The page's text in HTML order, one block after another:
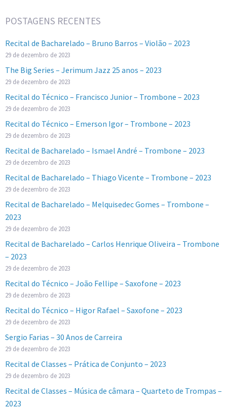
POSTAGENS RECENTES
Recital de Bacharelado – Bruno Barros – Violão – 2023
29 de dezembro de 2023
The Big Series – Jerimum Jazz 25 anos – 2023
29 de dezembro de 2023
Recital do Técnico – Francisco Junior – Trombone – 2023
29 de dezembro de 2023
Recital do Técnico – Emerson Igor – Trombone – 2023
29 de dezembro de 2023
Recital de Bacharelado – Ismael André – Trombone – 2023
29 de dezembro de 2023
Recital de Bacharelado – Thiago Vicente – Trombone – 2023
29 de dezembro de 2023
Recital de Bacharelado – Melquisedec Gomes – Trombone –
2023
29 de dezembro de 2023
Recital de Bacharelado – Carlos Henrique Oliveira – Trombone
– 2023
29 de dezembro de 2023
Recital do Técnico – João Fellipe – Saxofone – 2023
29 de dezembro de 2023
Recital do Técnico – Higor Rafael – Saxofone – 2023
29 de dezembro de 2023
Sergio Farias – 30 Anos de Carreira
29 de dezembro de 2023
Recital de Classes – Prática de Conjunto – 2023
29 de dezembro de 2023
Recital de Classes – Música de câmara – Quarteto de Trompas –
2023